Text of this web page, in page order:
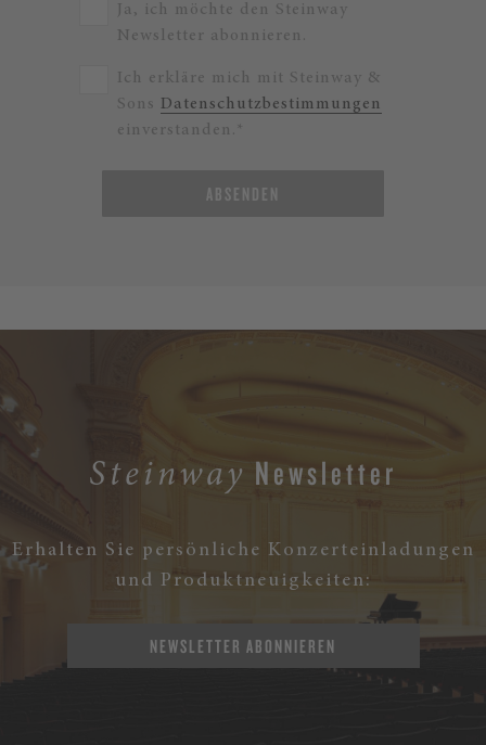
Ja, ich möchte den Steinway
Newsletter abonnieren.
Ich erkläre mich mit Steinway &
Sons Datenschutzbestimmungen
einverstanden.*
ABSENDEN
Steinway Newsletter
Erhalten Sie persönliche Konzerteinladungen
und Produktneuigkeiten:
NEWSLETTER ABONNIEREN